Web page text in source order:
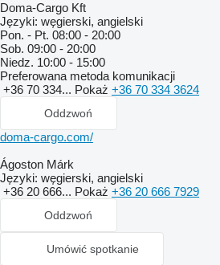
Doma-Cargo Kft
Języki: węgierski, angielski
Pon. - Pt. 08:00 - 20:00
Sob. 09:00 - 20:00
Niedz. 10:00 - 15:00
Preferowana metoda komunikacji
+36 70 334... Pokaż +36 70 334 3624
Oddzwoń
doma-cargo.com/
Ágoston Márk
Języki: węgierski, angielski
+36 20 666... Pokaż +36 20 666 7929
Oddzwoń
Umówić spotkanie